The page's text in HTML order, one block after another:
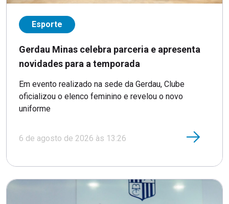
Esporte
Gerdau Minas celebra parceria e apresenta
novidades para a temporada
Em evento realizado na sede da Gerdau, Clube
oficializou o elenco feminino e revelou o novo
uniforme
6 de agosto de 2026 às 13:26